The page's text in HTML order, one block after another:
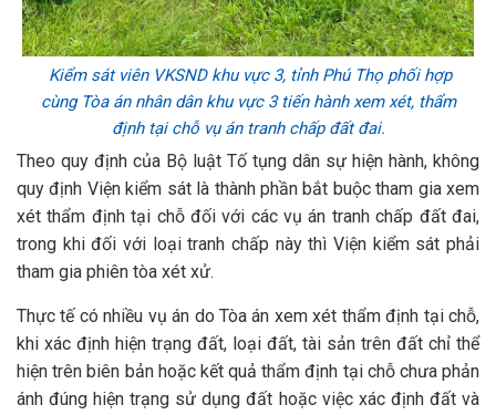
Kiểm sát viên VKSND khu vực 3, tỉnh Phú Thọ phối hợp
cùng Tòa án nhân dân khu vực 3 tiến hành xem xét, thẩm
định tại chỗ vụ án tranh chấp đất đai.
Theo quy định của Bộ luật Tố tụng dân sự hiện hành, không
quy định Viện kiểm sát là thành phần bắt buộc tham gia xem
xét thẩm định tại chỗ đối với các vụ án tranh chấp đất đai,
trong khi đối với loại tranh chấp này thì Viện kiểm sát phải
tham gia phiên tòa xét xử.
Thực tế có nhiều vụ án do Tòa án xem xét thẩm định tại chỗ,
khi xác định hiện trạng đất, loại đất, tài sản trên đất chỉ thể
hiện trên biên bản hoặc kết quả thẩm định tại chỗ chưa phản
ánh đúng hiện trạng sử dụng đất hoặc việc xác định đất và